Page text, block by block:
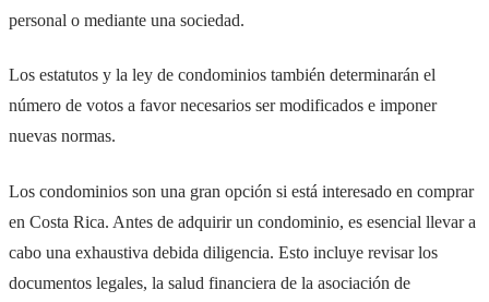
personal o mediante una sociedad.
Los estatutos y la ley de condominios también determinarán el
número de votos a favor necesarios ser modificados e imponer
nuevas normas.
Los condominios son una gran opción si está interesado en comprar
en Costa Rica. Antes de adquirir un condominio, es esencial llevar a
cabo una exhaustiva debida diligencia. Esto incluye revisar los
documentos legales, la salud financiera de la asociación de